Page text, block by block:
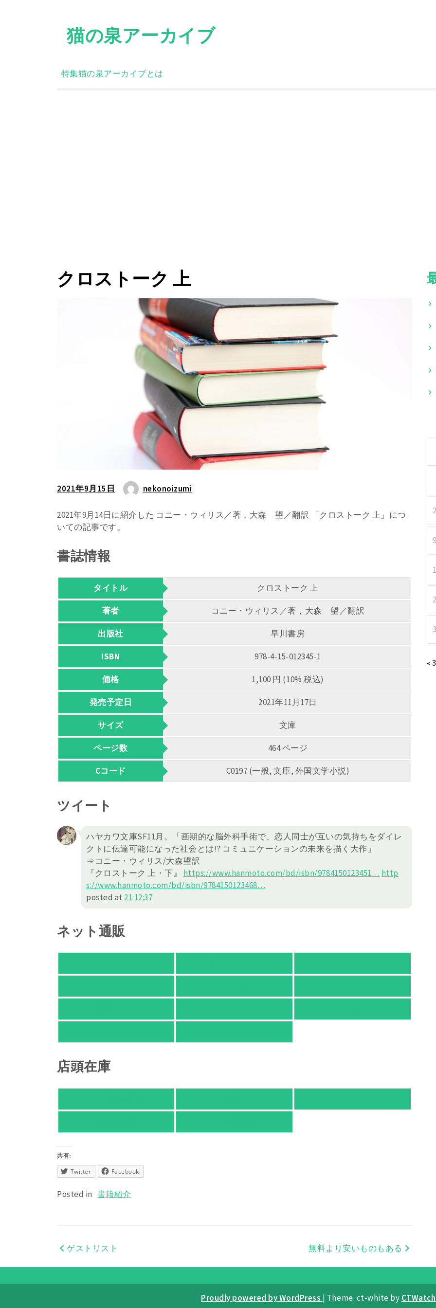
猫の泉アーカイブ
特集猫の泉アーカイブとは
クロストーク 上
2021年9月15日 nekonoizumi
2021年9月14日に紹介した コニー・ウィリス／著，大森 望／翻訳 「クロストーク 上」につ
いての記事です。
書誌情報
タイトル クロストーク 上
著者 コニー・ウィリス／著，大森 望／翻訳
出版社 早川書房
ISBN 978-4-15-012345-1
価格 1,100 円 (10% 税込)
発売予定日 2021年11月17日
サイズ 文庫
ページ数 464 ページ
Cコード C0197 (一般, 文庫, 外国文学小説)
ツイート
ハヤカワ文庫SF11月。「画期的な脳外科手術で、恋人同士が互いの気持ちをダイレ
クトに伝達可能になった社会とは!? コミュニケーションの未来を描く大作」
⇒コニー・ウィリス/大森望訳
『クロストーク 上・下』 https://www.hanmoto.com/bd/isbn/9784150123451… http
s://www.hanmoto.com/bd/isbn/9784150123468…
posted at 21:12:37
ネット通販
店頭在庫
共有:
Twitter Facebook
Posted in 書籍紹介
投
稿
ゲストリスト 無料より安いものもある
«
Proudly powered by WordPress | Theme: ct-white by